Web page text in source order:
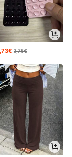
,73€ 2,75€